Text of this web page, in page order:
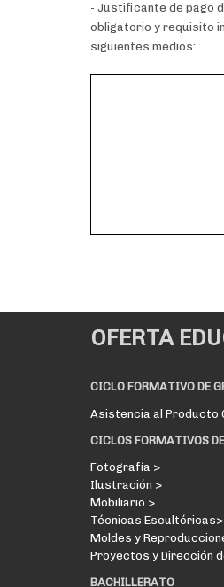
- Justificante de pago
obligatorio y requisito
siguientes medios:
OFERTA
CICLO FORMATIVO DE
Asistencia al Producto
CICLOS FORMATIVOS
Fotografía >
Ilustración >
Mobiliario >
Técnicas Escultóricas>
Moldes y
Proyectos y Dirección
BACHILLERATO